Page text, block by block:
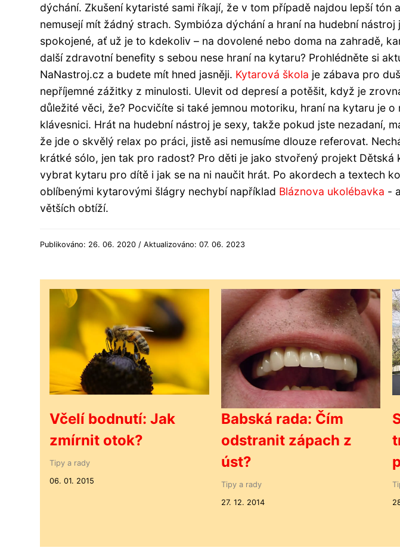
dýchání. Zkušení kytaristé sami říkají, že v tom případě najdou lepší tón
nemusejí mít žádný strach. Symbióza dýchání a hraní na hudební
spokojené, ať už je to kdekoliv – na dovolené nebo doma na zahradě,
další zdravotní benefity s sebou nese hraní na kytaru? Prohlédněte si
NaNastroj.cz a budete mít hned jasněji. Kytarová škola je zábava pro
nepříjemné zážitky z minulosti. Ulevit od depresí a potěšit, když je
důležité věci, že? Pocvičíte si také jemnou motoriku, hraní na kytaru je o
klávesnici. Hrát na hudební nástroj je sexy, takže pokud jste nezadaní,
že jde o skvělý relax po práci, jistě asi nemusíme dlouze referovat.
krátké sólo, jen tak pro radost? Pro děti je jako stvořený projekt Dětská
vybrat kytaru pro dítě i jak se na ni naučit hrát. Po akordech a textech
oblíbenými kytarovými šlágry nechybí například Bláznova ukolébavka -
větších obtíží.
Publikováno: 26. 06. 2020 / Aktualizováno: 07. 06. 2023
Včelí bodnutí: Jak
zmírnit otok?
Tipy a rady
06. 01. 2015
Babská rada: Čím
odstranit zápach z
úst?
Tipy a rady
27. 12. 2014